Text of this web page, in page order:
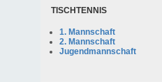
TISCHTENNIS
1. Mannschaft
2. Mannschaft
Jugendmannschaft